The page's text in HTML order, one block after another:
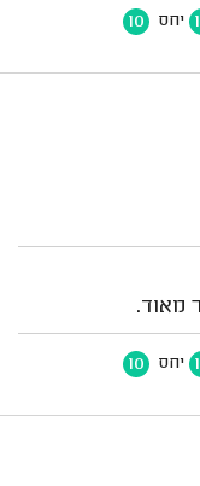
יחס 10
מאוד.
יחס 10